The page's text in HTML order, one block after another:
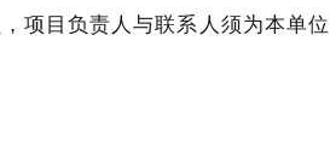
项目负责人与联系人须为本单位